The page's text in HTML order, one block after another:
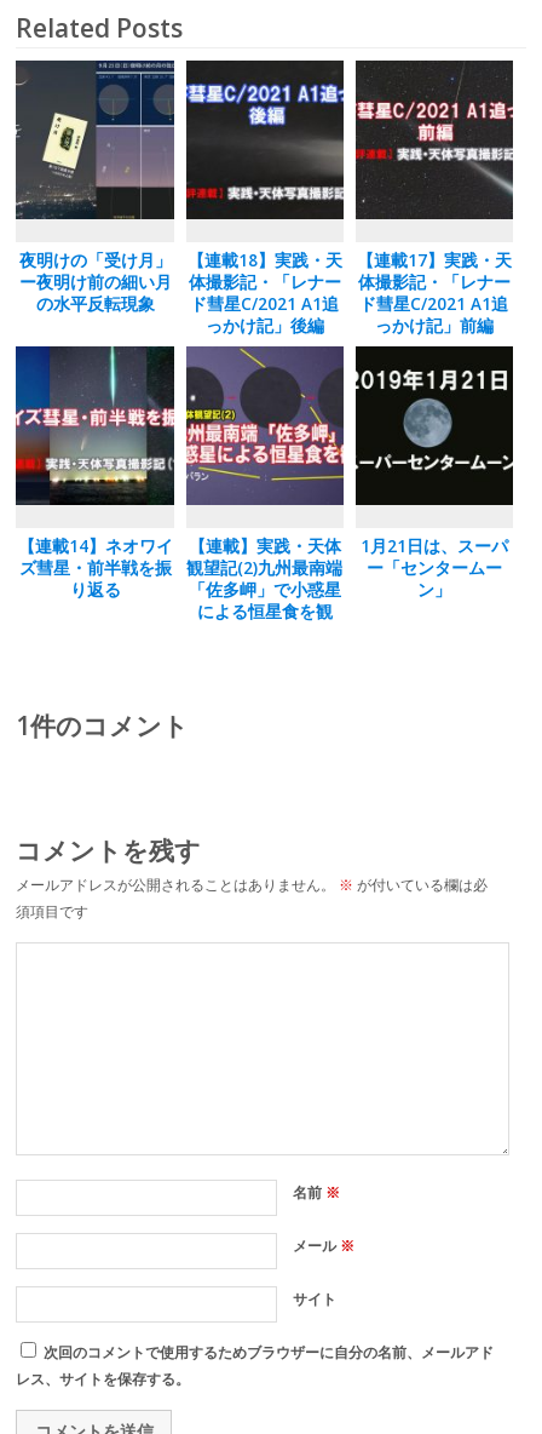
b
o
o
k
d
o
n
l
Related Posts
夜明けの「受け月」
ー夜明け前の細い月
の水平反転現象
【連載18】実践・天
体撮影記・「レナー
ド彗星C/2021 A1追
っかけ記」後編
【連載17】実践・天
体撮影記・「レナー
ド彗星C/2021 A1追
っかけ記」前編
【連載14】ネオワイ
ズ彗星・前半戦を振
り返る
【連載】実践・天体
観望記(2)九州最南端
「佐多岬」で小惑星
による恒星食を観
1月21日は、スーパ
ー「センタームー
ン」
1件のコメント
コメントを残す
メールアドレスが公開されることはありません。 ※ が付いている欄は必
須項目です
名前 ※
メール※
サイト
次回のコメントで使用するためブラウザーに自分の名前、メールアド
レス、サイトを保存する。